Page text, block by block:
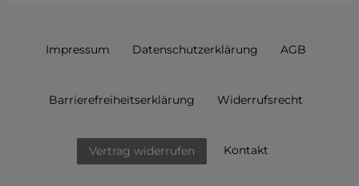
Impressum Daten­schutz­erklärung AGB
Barrierefreiheitserklärung Widerrufs­recht
Vertrag widerrufen Kontakt